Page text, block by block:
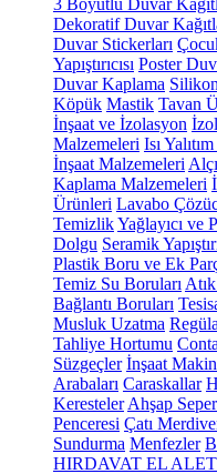
3 Boyutlu Duvar
Dekoratif Duvar
Duvar Stickerları
Yapıştırıcısı Poster
Duvar Kaplama
Köpük Mastik Tavan
İnşaat ve İzolasyon
Malzemeleri Isı
İnşaat Malzemeleri Alçı
Kaplama Malzemeleri
Ürünleri Lavabo
TemizlikYağlayıcı ve
Dolgu Seramik
Plastik Boru ve Ek
Temiz Su Boruları
Bağlantı Boruları
Musluk Uzatma
Tahliye Hortumu Conta
Süzgeçler İnşaat
Arabaları Caraskallar
Keresteler Ahşap
Penceresi Çatı
Sundurma Menfezler
HIRDAVAT EL